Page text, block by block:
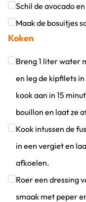
Klik om dit
Schil de avocado
Klik om dit
Maak de bosuitjes
Klik om dit
Koken
Breng 1 liter water
en leg de kipfilets
kook aan in 15
bouillon en laat ze
Klik om dit
Kook intussen de
in een vergiet en
afkoelen.
Klik om dit
Roer een dressing
smaak met peper